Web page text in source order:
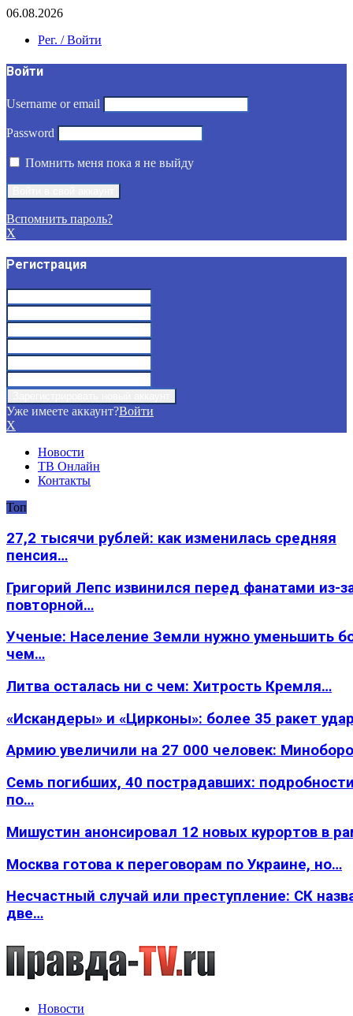
06.08.2026
Рег. / Войти
Войти
Username or email
Password
Помнить меня пока я не выйду
Вспомнить пароль?
X
Регистрация
Уже имеете аккаунт?Войти
X
Новости
ТВ Онлайн
Контакты
Топ
27,2 тысячи рублей: как изменилась средняя
пенсия…
Григорий Лепс извинился перед фанатами из-
повторной…
Ученые: Население Земли нужно уменьшить
чем…
Литва осталась ни с чем: Хитрость Кремля…
«Искандеры» и «Цирконы»: более 35 ракет
Армию увеличили на 27 000 человек:
Семь погибших, 40 пострадавших:
по…
Мишустин анонсировал 12 новых курортов в
Москва готова к переговорам по Украине, но…
Несчастный случай или преступление: СК
две…
Новости